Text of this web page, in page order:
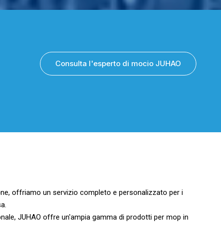
Consulta l'esperto di mocio JUHAO
offriamo un servizio completo e personalizzato per i
JUHAO offre un'ampia gamma di prodotti per mop in